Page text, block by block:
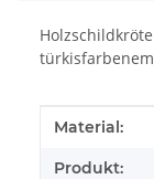
Wert
Material:
Produkt: